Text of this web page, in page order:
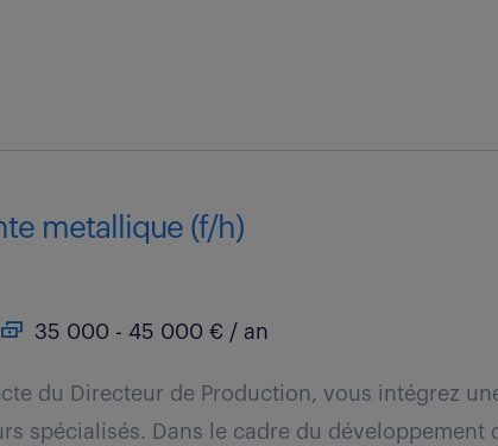
metallique (f/h)
35 000 - 45 000 € / an
du Directeur de Production, vous intégrez
spécialisés. Dans le cadre du développement